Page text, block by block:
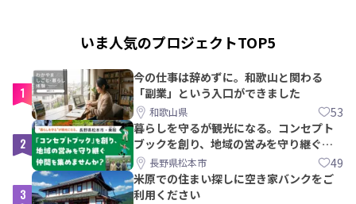
いま人気のプロジェクトTOP5
1
今の仕事は辞めずに。和歌山と関わる
「副業」という入口ができました
和歌山県 53
2
暮らしを守るが観光になる。コンセプト
ブックを創り、地域の営みを守り継ぐ仲
間を集めませんか？
長野県松本市 49
3
米原での住まい探しに空き家バンクをご
利用ください